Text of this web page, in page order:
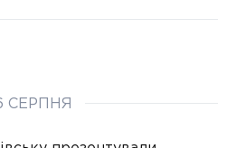
СЕРПНЯ